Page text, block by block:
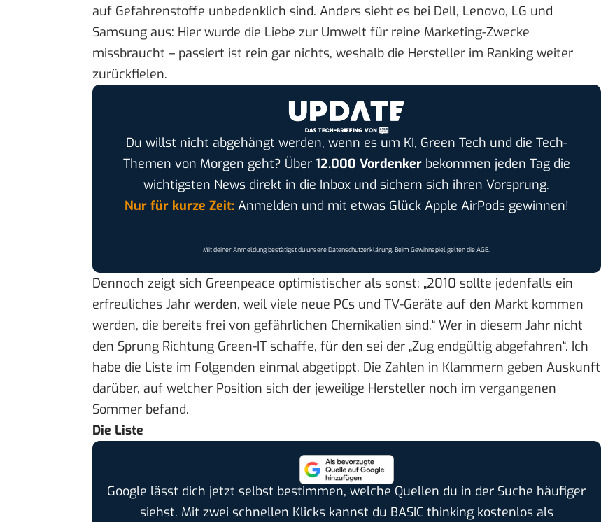
auf Gefahrenstoffe unbedenklich sind. Anders sieht es bei Dell, Lenovo, LG und
Samsung aus: Hier wurde die Liebe zur Umwelt für reine Marketing-Zwecke
missbraucht – passiert ist rein gar nichts, weshalb die Hersteller im Ranking weiter
zurückfielen.
Du willst nicht abgehängt werden, wenn es um KI, Green Tech und die Tech-
Themen von Morgen geht? Über 12.000 Vordenkerbekommen jeden Tag die
wichtigsten News direkt in die Inbox und sichern sich ihren Vorsprung.
Nur für kurze Zeit:Anmelden und mit etwas Glück Apple AirPods gewinnen!
Mit deiner Anmeldung bestätigst du unsereDatenschutzerklärung. Beim Gewinnspiel gelten dieAGB.
Dennoch zeigt sich Greenpeace optimistischer als sonst: „2010 sollte jedenfalls ein
erfreuliches Jahr werden, weil viele neue PCs und TV-Geräte auf den Markt kommen
werden, die bereits frei von gefährlichen Chemikalien sind.“ Wer in diesem Jahr nicht
den Sprung Richtung Green-IT schaffe, für den sei der „Zug endgültig abgefahren“. Ich
habe die Liste im Folgenden einmal abgetippt. Die Zahlen in Klammern geben Auskunft
darüber, auf welcher Position sich der jeweilige Hersteller noch im vergangenen
Sommer befand.
Die Liste
Google lässt dich jetzt selbst bestimmen, welche Quellen du in der Suche häufiger
siehst. Mit zwei schnellen Klicks kannst du BASIC thinking kostenlos als